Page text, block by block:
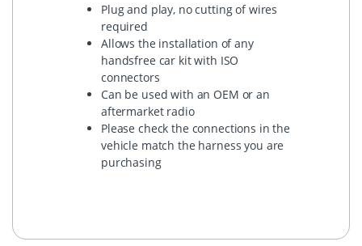
Plug and play, no cutting of wires
required
Allows the installation of any
handsfree car kit with ISO
connectors
Can be used with an OEM or an
aftermarket radio
Please check the connections in the
vehicle match the harness you are
purchasing